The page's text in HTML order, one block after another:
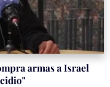
armas a Israel